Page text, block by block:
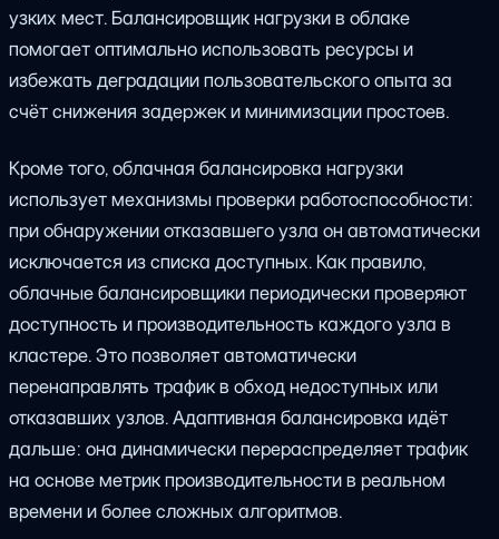
узких мест. Балансировщик нагрузки в облаке
помогает оптимально использовать ресурсы и
избежать деградации пользовательского опыта за
счёт снижения задержек и минимизации простоев.
Кроме того, облачная балансировка нагрузки
использует механизмы проверки работоспособности:
при обнаружении отказавшего узла он автоматически
исключается из списка доступных. Как правило,
облачные балансировщики периодически проверяют
доступность и производительность каждого узла в
кластере. Это позволяет автоматически
перенаправлять трафик в обход недоступных или
отказавших узлов. Адаптивная балансировка идёт
дальше: она динамически перераспределяет трафик
на основе метрик производительности в реальном
времени и более сложных алгоритмов.